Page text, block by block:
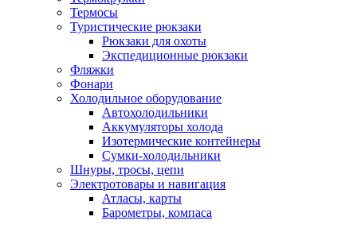
Термосы
Туристические рюкзаки
Рюкзаки для охоты
Экспедиционные рюкзаки
Фляжки
Фонари
Холодильное оборудование
Автохолодильники
Аккумуляторы холода
Изотермические контейнеры
Сумки-холодильники
Шнуры, тросы, цепи
Электротовары и навигация
Атласы, карты
Барометры, компаса